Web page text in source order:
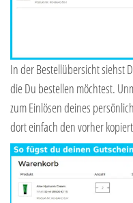
In der Bestellübersicht siehst
die Du bestellen möchtest.
zum Einlösen deines
dort einfach den vorher